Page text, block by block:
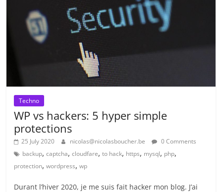
Techno
WP vs hackers: 5 hyper simple
protections
25 July 2020 nicolas@nicolasboucher.be
0 Comments
backup,captcha,cloudfare,to hack, https, mysql, php,
protection,wordpress,wp
Durant l’hiver 2020, je me suis fait hacker mon blog. J’ai